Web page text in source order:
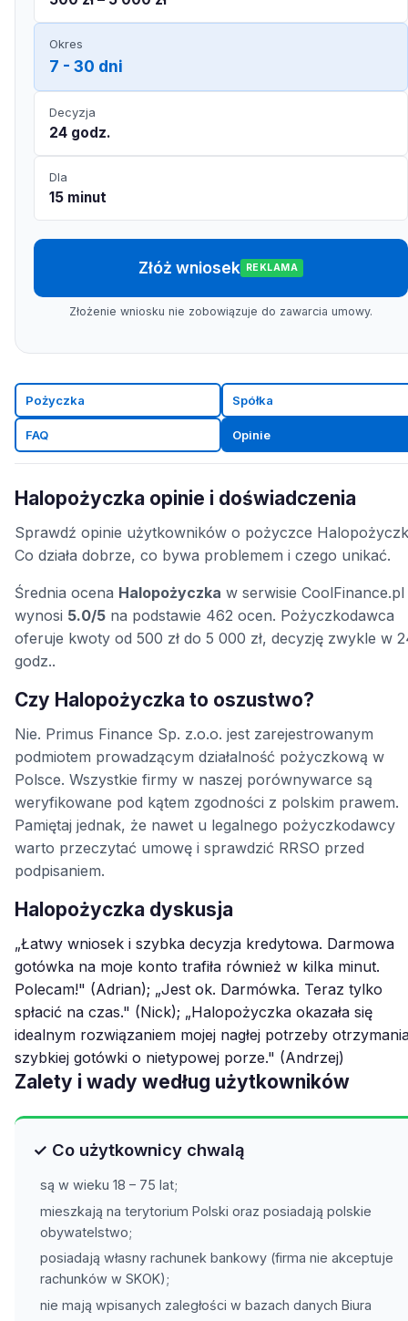
Okres
7 - 30 dni
Decyzja
24 godz.
Dla
15 minut
Złóż wniosek REKLAMA
Złożenie wniosku nie zobowiązuje do zawarcia umowy.
Pożyczka Spółka
FAQ Opinie
Halopożyczka opinie i doświadczenia
Sprawdź opinie użytkowników o pożyczce
Co działa dobrze, co bywa problemem i czego unikać.
Średnia ocena Halopożyczka w serwisie CoolFinance.pl
wynosi 5.0/5 na podstawie 462 ocen. Pożyczkodawca
oferuje kwoty od 500 zł do 5 000 zł, decyzję zwykle w
godz..
Czy Halopożyczka to oszustwo?
Nie. Primus Finance Sp. z.o.o. jest zarejestrowanym
podmiotem prowadzącym działalność pożyczkową w
Polsce. Wszystkie firmy w naszej porównywarce są
weryfikowane pod kątem zgodności z polskim prawem.
Pamiętaj jednak, że nawet u legalnego pożyczkodawcy
warto przeczytać umowę i sprawdzić RRSO przed
podpisaniem.
Halopożyczka dyskusja
„Łatwy wniosek i szybka decyzja kredytowa. Darmowa
gotówka na moje konto trafiła również w kilka minut.
Polecam!" (Adrian); „Jest ok. Darmówka. Teraz tylko
spłacić na czas." (Nick); „Halopożyczka okazała się
idealnym rozwiązaniem mojej nagłej potrzeby
szybkiej gotówki o nietypowej porze." (Andrzej)
Zalety i wady według użytkowników
✓ Co użytkownicy chwalą
są w wieku 18 – 75 lat;
mieszkają na terytorium Polski oraz posiadają polskie
obywatelstwo;
posiadają własny rachunek bankowy (firma nie akceptuje
rachunków w SKOK);
nie mają wpisanych zaległości w bazach danych Biura